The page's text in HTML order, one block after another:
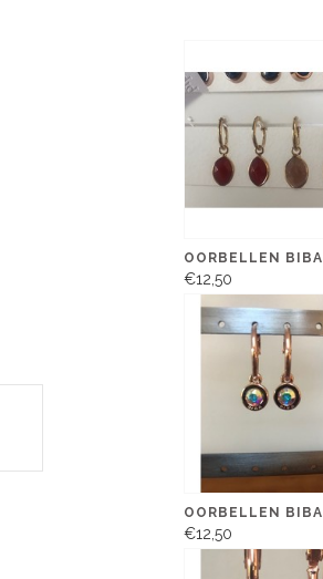
OORBELLEN BIBA
€12,50
OORBELLEN BIBA
€12,50